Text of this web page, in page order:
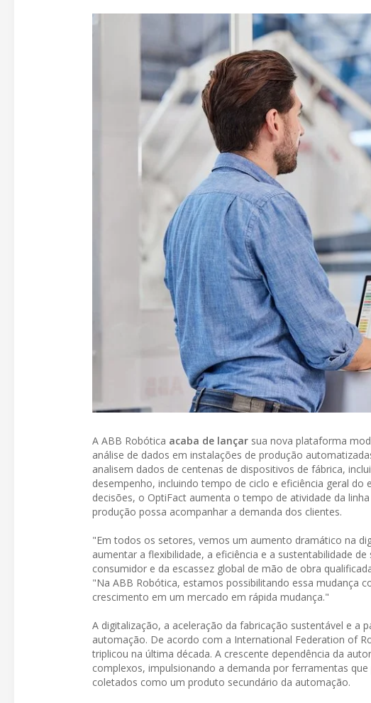
A ABB Robótica acaba de lançar sua nova plataforma
análise de dados em instalações de produção
analisem dados de centenas de dispositivos de fábrica,
desempenho, incluindo tempo de ciclo e eficiência geral
decisões, o OptiFact aumenta o tempo de atividade da
produção possa acompanhar a demanda dos clientes.
"Em todos os setores, vemos um aumento dramático na
aumentar a flexibilidade, a eficiência e a sustentabilidade
consumidor e da escassez global de mão de obra
"Na ABB Robótica, estamos possibilitando essa mudança
crescimento em um mercado em rápida mudança."
A digitalização, a aceleração da fabricação sustentável e
automação. De acordo com a International Federation of
triplicou na última década. A crescente dependência da
complexos, impulsionando a demanda por ferramentas
coletados como um produto secundário da automação.